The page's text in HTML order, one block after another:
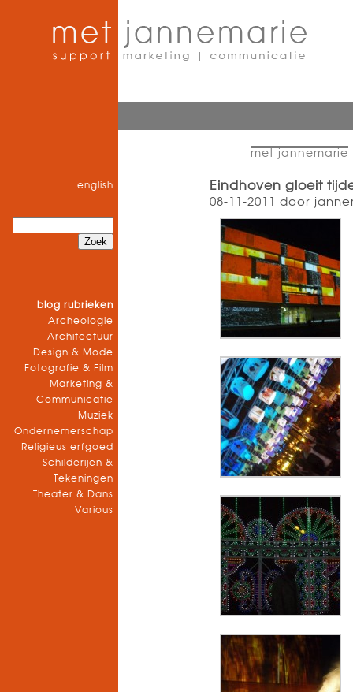
english
blog rubrieken
Archeologie
Architectuur
Design & Mode
Fotografie & Film
Marketing &
Communicatie
Muziek
Ondernemerschap
Religieus erfgoed
Schilderijen &
Tekeningen
Theater & Dans
Various
met jannemarie
Eindhoven gloeit
08-11-2011 door